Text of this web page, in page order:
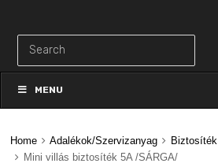
to
contentMENU
Home Adalékok/Szervizanyag Biztosíték
Mini villás biztosíték 5A /SÁRGA/